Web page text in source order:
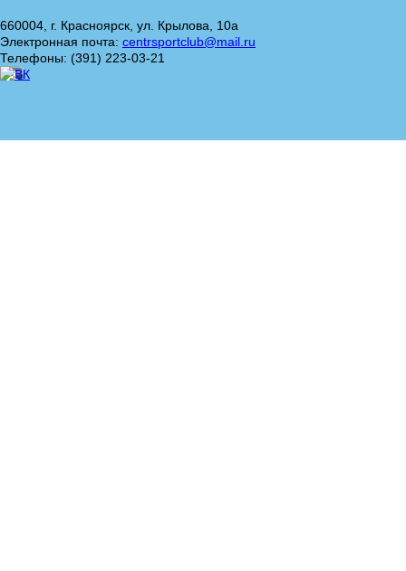
660004, г. Красноярск, ул. Крылова, 10а
Электронная почта: centrsportclub@mail.ru
Телефоны: (391) 223-03-21